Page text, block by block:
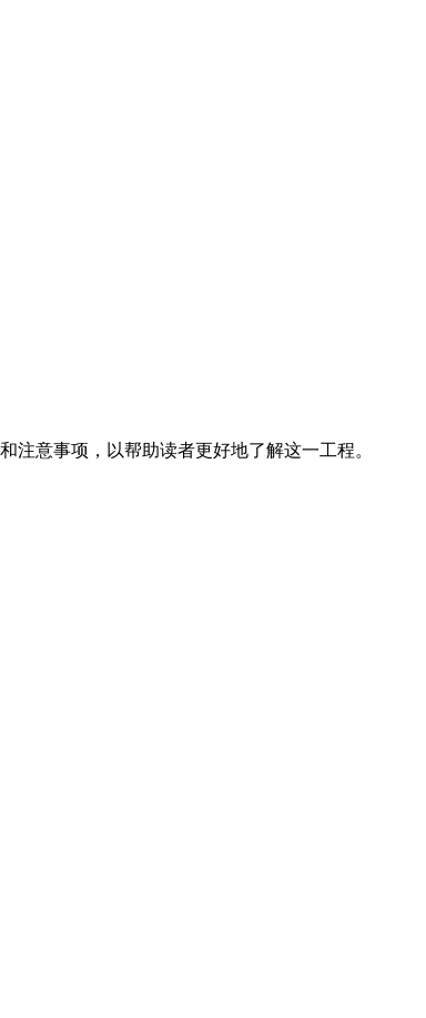
注意事项，以帮助读者更好地了解这一工程。